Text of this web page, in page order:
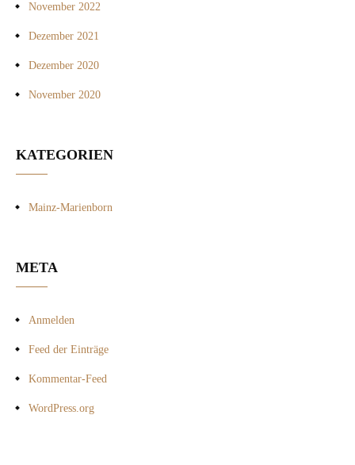
November 2022
Dezember 2021
Dezember 2020
November 2020
KATEGORIEN
Mainz-Marienborn
META
Anmelden
Feed der Einträge
Kommentar-Feed
WordPress.org